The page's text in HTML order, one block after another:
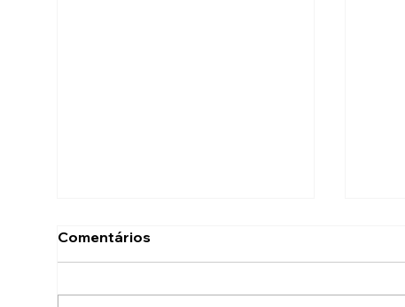
Comentários